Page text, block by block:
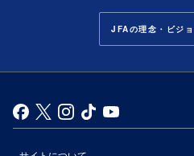
JFAの理念・ビジ